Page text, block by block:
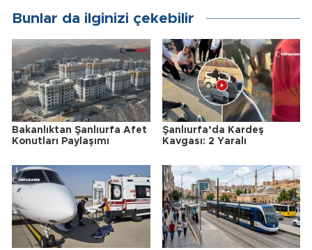
Bunlar da ilginizi çekebilir
Bakanlıktan Şanlıurfa Afet
Konutları Paylaşımı
Şanlıurfa’da Kardeş
Kavgası: 2 Yaralı